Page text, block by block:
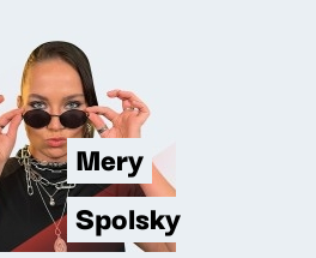
Mery
Spolsky